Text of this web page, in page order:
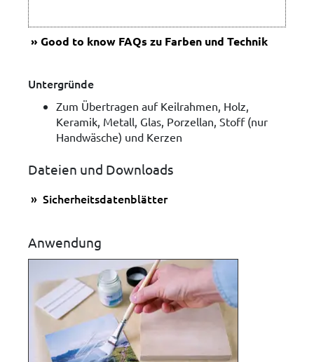
Good to know FAQs zu Farben und Technik
Untergründe
Zum Übertragen auf Keilrahmen, Holz,
Keramik, Metall, Glas, Porzellan, Stoff (nur
Handwäsche) und Kerzen
Dateien und Downloads
Sicherheitsdatenblätter
Anwendung